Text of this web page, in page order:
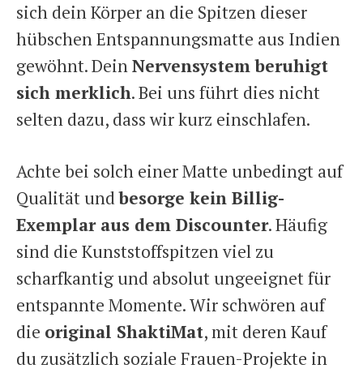
sich dein Körper an die Spitzen dieser
hübschen Entspannungsmatte aus Indien
gewöhnt. DeinNervensystem beruhigt
sich merklich. Bei uns führt dies nicht
selten dazu, dass wir kurz einschlafen.
Achte bei solch einer Matte unbedingt auf
Qualität undbesorge kein Billig-
Exemplar aus dem Discounter. Häufig
sind die Kunststoffspitzen viel zu
scharfkantig und absolut ungeeignet für
entspannte Momente. Wir schwören auf
die original ShaktiMat, mit deren Kauf
du zusätzlich soziale Frauen-Projekte in